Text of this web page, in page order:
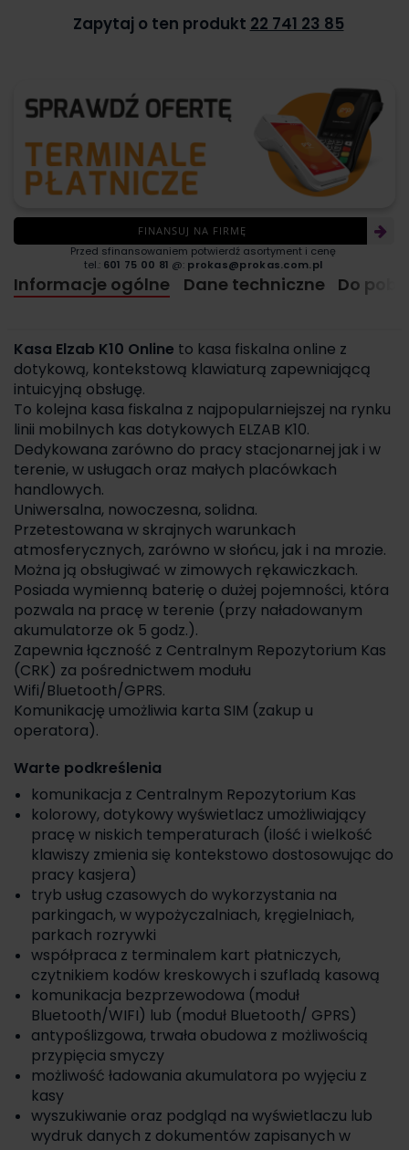
Zapytaj o ten produkt 22 741 23 85
FINANSUJ NA FIRMĘ
Przed sfinansowaniem potwierdź asortyment i cenę
tel.: 601 75 00 81 @: prokas@prokas.com.pl
Informacje ogólne Dane techniczne Do
Kasa Elzab K10 Online to kasa fiskalna online z
dotykową, kontekstową klawiaturą zapewniającą
intuicyjną obsługę.
To kolejna kasa fiskalna z najpopularniejszej na rynku
linii mobilnych kas dotykowych ELZAB K10.
Dedykowana zarówno do pracy stacjonarnej jak i w
terenie, w usługach oraz małych placówkach
handlowych.
Uniwersalna, nowoczesna, solidna.
Przetestowana w skrajnych warunkach
atmosferycznych, zarówno w słońcu, jak i na mrozie.
Można ją obsługiwać w zimowych rękawiczkach.
Posiada wymienną baterię o dużej pojemności, która
pozwala na pracę w terenie (przy naładowanym
akumulatorze ok 5 godz.).
Zapewnia łączność z Centralnym Repozytorium Kas
(CRK) za pośrednictwem modułu
Wifi/Bluetooth/GPRS.
Komunikację umożliwia karta SIM (zakup u
operatora).
Warte podkreślenia
komunikacja z Centralnym Repozytorium Kas
kolorowy, dotykowy wyświetlacz umożliwiający
pracę w niskich temperaturach (ilość i wielkość
klawiszy zmienia się kontekstowo dostosowując do
pracy kasjera)
tryb usług czasowych do wykorzystania na
parkingach, w wypożyczalniach, kręgielniach,
parkach rozrywki
współpraca z terminalem kart płatniczych,
czytnikiem kodów kreskowych i szufladą kasową
komunikacja bezprzewodowa (moduł
Bluetooth/WIFI) lub (moduł Bluetooth/ GPRS)
antypoślizgowa, trwała obudowa z możliwością
przypięcia smyczy
możliwość ładowania akumulatora po wyjęciu z
kasy
wyszukiwanie oraz podgląd na wyświetlaczu lub
wydruk danych z dokumentów zapisanych w